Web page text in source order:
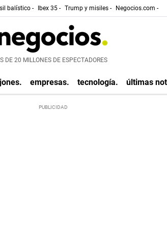
balístico - Ibex 35 - Trump y misiles - Negocios.com -
DE 20 MILLONES DE ESPECTADORES
empresas. tecnología. últimas